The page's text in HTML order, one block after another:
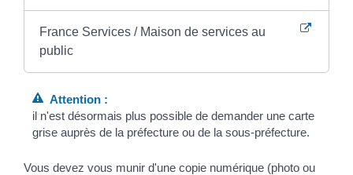
France Services / Maison de services au
public
Attention :
il n'est désormais plus possible de demander une carte
grise auprès de la préfecture ou de la sous-préfecture.
Vous devez vous munir d'une copie numérique (photo ou